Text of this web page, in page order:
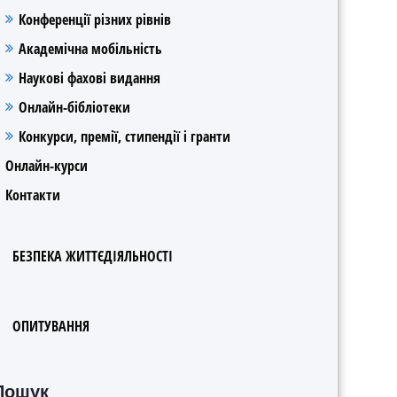
Конференції різних рівнів
Академічна мобільність
Наукові фахові видання
Онлайн-бібліотеки
Конкурси, премії, стипендії і гранти
Онлайн-курси
Контакти
БЕЗПЕКА ЖИТТЄДІЯЛЬНОСТІ
ОПИТУВАННЯ